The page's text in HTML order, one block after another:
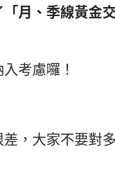
「月、季線黃金
考慮囉！
，大家不要對